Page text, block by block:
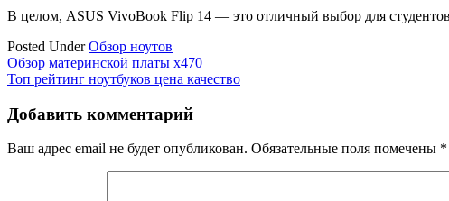
В целом, ASUS VivoBook Flip 14 — это отличный выбор для
Posted UnderОбзор ноутов
Навигация
по
записям
Обзор материнской платы x470
Топ рейтинг ноутбуков цена качество
Добавить комментарий
Ваш адрес email не будет опубликован. Обязательные поля помечены *